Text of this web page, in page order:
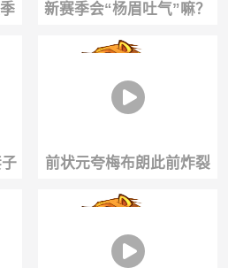
新赛季会“杨眉吐气”嘛？
华盛顿奇才市长与浓眉合
练！
前状元夸梅布朗此前炸裂
言论：东契奇是湖人队史
最佳，超越詹姆斯